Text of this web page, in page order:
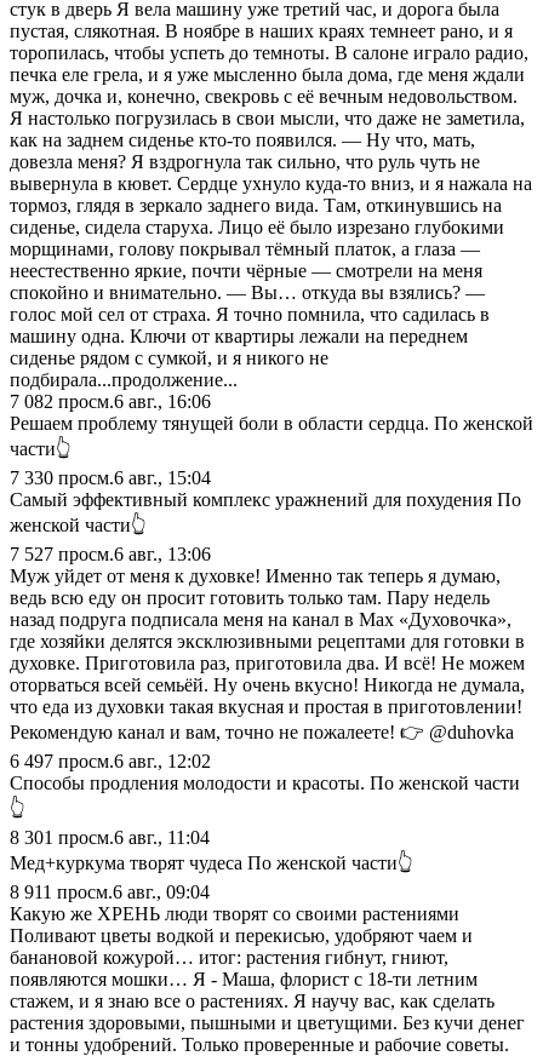
стук в дверь Я вела машину уже третий час, и дорога была
пустая, слякотная. В ноябре в наших краях темнеет рано, и я
торопилась, чтобы успеть до темноты. В салоне играло радио,
печка еле грела, и я уже мысленно была дома, где меня ждали
муж, дочка и, конечно, свекровь с её вечным недовольством.
Я настолько погрузилась в свои мысли, что даже не заметила,
как на заднем сиденье кто-то появился. — Ну что, мать,
довезла меня? Я вздрогнула так сильно, что руль чуть не
вывернула в кювет. Сердце ухнуло куда-то вниз, и я нажала на
тормоз, глядя в зеркало заднего вида. Там, откинувшись на
сиденье, сидела старуха. Лицо её было изрезано глубокими
морщинами, голову покрывал тёмный платок, а глаза —
неестественно яркие, почти чёрные — смотрели на меня
спокойно и внимательно. — Вы… откуда вы взялись? —
голос мой сел от страха. Я точно помнила, что садилась в
машину одна. Ключи от квартиры лежали на переднем
сиденье рядом с сумкой, и я никого не
подбирала...продолжение...
7 082 просм.6 авг., 16:06
Решаем проблему тянущей боли в области сердца. По женской
части👆
7 330 просм.6 авг., 15:04
Самый эффективный комплекс уражнений для похудения По
женской части👆
7 527 просм.6 авг., 13:06
Муж уйдет от меня к духовке! Именно так теперь я думаю,
ведь всю еду он просит готовить только там. Пару недель
назад подруга подписала меня на канал в Max «Духовочка»,
где хозяйки делятся эксклюзивными рецептами для готовки в
духовке. Приготовила раз, приготовила два. И всё! Не можем
оторваться всей семьёй. Ну очень вкусно! Никогда не думала,
что еда из духовки такая вкусная и простая в приготовлении!
Рекомендую канал и вам, точно не пожалеете! 👉 @duhovka
6 497 просм.6 авг., 12:02
Способы продления молодости и красоты. По женской части
👆
8 301 просм.6 авг., 11:04
Мед+куркума творят чудеса По женской части👆
8 911 просм.6 авг., 09:04
Какую же ХРЕНЬ люди творят со своими растениями
Поливают цветы водкой и перекисью, удобряют чаем и
банановой кожурой… итог: растения гибнут, гниют,
появляются мошки… Я - Маша, флорист с 18-ти летним
стажем, и я знаю все о растениях. Я научу вас, как сделать
растения здоровыми, пышными и цветущими. Без кучи денег
и тонны удобрений. Только проверенные и рабочие советы.